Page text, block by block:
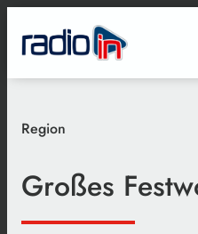
Region
Großes